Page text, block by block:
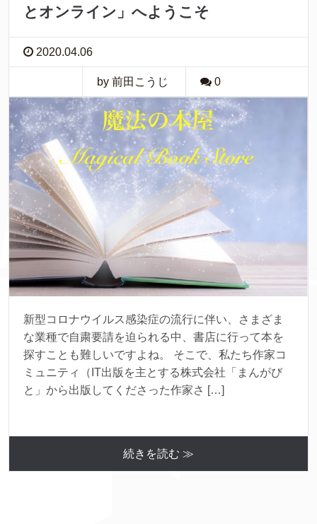
とオンライン」へようこそ
2020.04.06
by 前田こうじ 0
新型コロナウイルス感染症の流行に伴い、さまざま
な業種で自粛要請を迫られる中、書店に行って本を
探すことも難しいですよね。 そこで、私たち作家コ
ミュニティ（IT出版を主とする株式会社「まんがび
と」から出版してくださった作家さ […]
続きを読む ≫